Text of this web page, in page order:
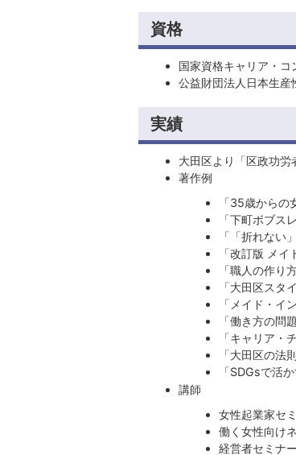
資格
国家資格キャリア・コ
公益財団法人日本生産
実績
大田区より「区政功労
著作例
「35歳から
「下町ボブス
「「折れない
「改訂版 メ
「職人の作り
「大田区スタ
「メイド・イ
「働き方の問
「キャリア・
「大田区の法
「SDGsで活
講師
女性起業家セ
働く女性向け
経営者セミナ